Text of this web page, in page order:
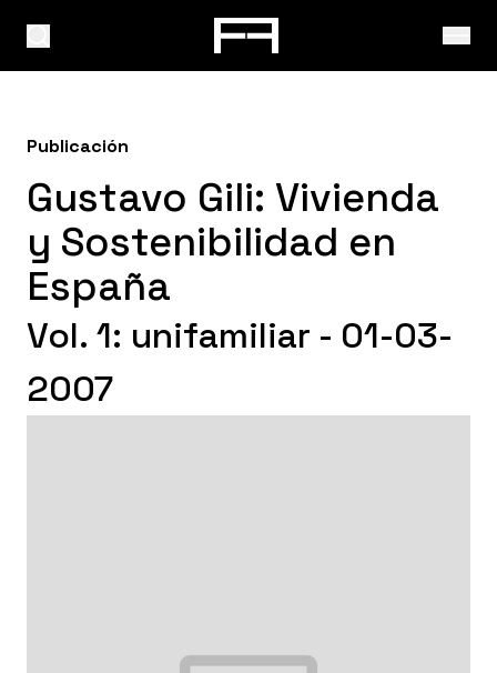
Publicación
Gustavo Gili: Vivienda
y Sostenibilidad en
España
Vol. 1: unifamiliar - 01-03-
2007